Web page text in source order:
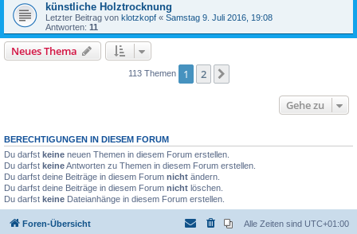
künstliche Holztrocknung
Letzter Beitrag von klotzkopf « Samstag 9. Juli 2016, 19:08
Antworten: 11
Neues Thema
113 Themen 1 2
Gehe zu
BERECHTIGUNGEN IN DIESEM FORUM
Du darfst keine neuen Themen in diesem Forum erstellen.
Du darfst keineAntworten zu Themen in diesem Forum erstellen.
Du darfst deine Beiträge in diesem Forum nicht ändern.
Du darfst deine Beiträge in diesem Forum nicht löschen.
Du darfst keine Dateianhänge in diesem Forum erstellen.
Foren-Übersicht Alle Zeiten sind UTC+01:00